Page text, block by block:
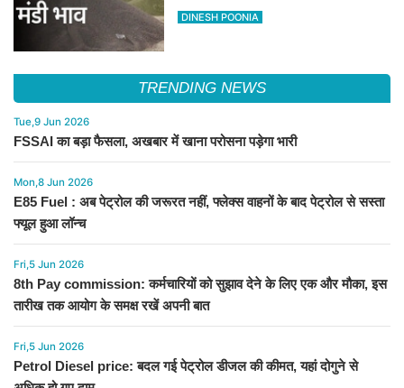
असालिया, रायड़ा मंदे बिके
DINESH POONIA
TRENDING NEWS
Tue,9 Jun 2026
FSSAI का बड़ा फैसला, अखबार में खाना परोसना पड़ेगा भारी
Mon,8 Jun 2026
E85 Fuel : अब पेट्रोल की जरूरत नहीं, फ्लेक्स वाहनों के बाद पेट्रोल से सस्ता
फ्यूल हुआ लॉन्च
Fri,5 Jun 2026
8th Pay commission: कर्मचारियों को सुझाव देने के लिए एक और मौका, इस
तारीख तक आयोग के समक्ष रखें अपनी बात
Fri,5 Jun 2026
Petrol Diesel price: बदल गई पेट्रोल डीजल की कीमत, यहां दोगुने से